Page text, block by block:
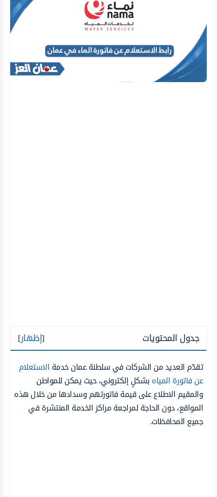
جدول المحتويات [إظهار]
تقدّم العديد من الشركات في سلطنة عمان خدمة الاستعلام
عن فاتورة المياهبشكلٍ إلكتروني، حيث يمكن للمواطن
والمقيم الاطلاع على قيمة فاتورتهم وسدادها من خلال هذه
المواقع، دون الحاجة لمراجعة مراكز الخدمة المنتشرة في
جميع المحافظات.